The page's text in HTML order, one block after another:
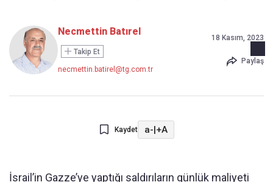
Necmettin Batırel
Takip Et
necmettin.batirel@tg.com.tr
18 Kasım, 2023
Paylaş
Kaydet a-|+A
İsrail’in Gazze’ye yaptığı saldırıların günlük maliyeti